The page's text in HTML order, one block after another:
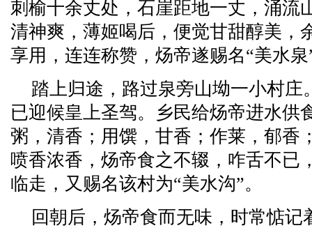
刺榆十余丈处，石崖距地一丈，涌流
清神爽，薄姬喝后，便觉甘甜醇美，
享用，连连称赞，炀帝遂赐名“美水泉
踏上归途，路过泉旁山坳一小村庄
已迎候皇上圣驾。乡民给炀帝进水供
粥，清香；用馔，甘香；作莱，郁香
喷香浓香，炀帝食之不辍，咋舌不已
临走，又赐名该村为“美水沟”。
回朝后，炀帝食而无味，时常惦